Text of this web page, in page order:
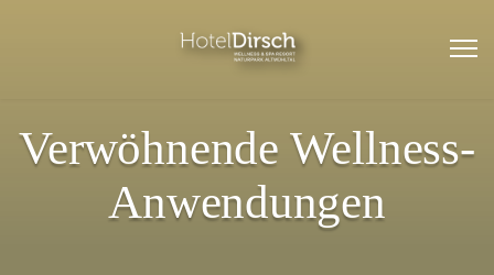
Startseite
Hotelprospekt
Verwöhnende Wellness-
Anwendungen